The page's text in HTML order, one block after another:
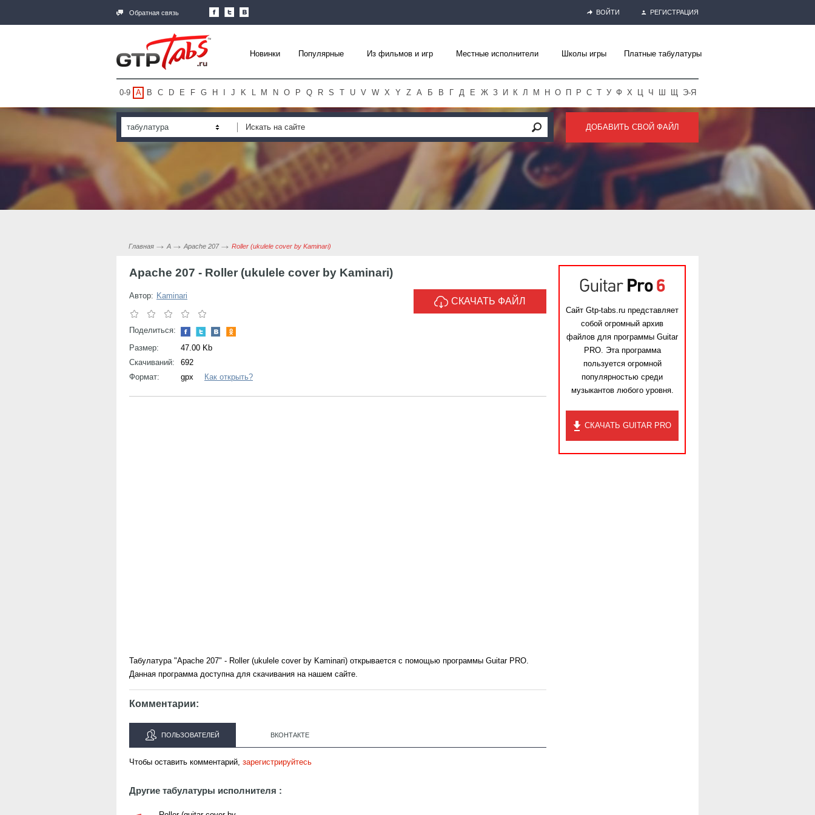
Обратная связь ВОЙТИ РЕГИСТРАЦИЯ
Новинки Популярные Из фильмов и игр Местные исполнители Школы игры Платные табулатуры
0-9 A B C D E F G H J K L M N O P Q R S T U V W X Y Z А Б В Г Д Е Ж З И К Л М Н О П Р С Т У Ф Х Ц Ч Ш Щ Э-Я
табулатура ДОБАВИТЬ СВОЙ ФАЙЛ
Главная A Apache 207 Roller (ukulele cover by Kaminari)
Apache 207 - Roller (ukulele cover by Kaminari)
Автор: Kaminari
Поделиться:
Размер:
47.00 Kb
Скачиваний:
692
Формат:
gpx Как открыть?
СКАЧАТЬ ФАЙЛ
Табулатура "Apache 207" - Roller (ukulele cover by Kaminari) открывается с помощью программы Guitar PRO.
Данная программа доступна для скачивания на нашем сайте.
Комментарии:
ПОЛЬЗОВАТЕЛЕЙ ВКОНТАКТЕ
Чтобы оставить комментарий, зарегистрируйтесь
Другие табулатуры исполнителя :
Сайт Gtp-tabs.ru представляет
собой огромный архив
файлов для программы Guitar
PRO. Эта программа
пользуется огромной
популярностью среди
музыкантов любого уровня.
СКАЧАТЬ GUITAR PRO